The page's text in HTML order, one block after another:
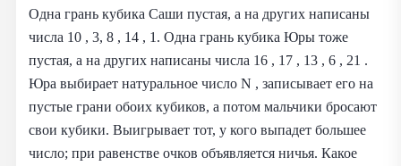
Одна грань кубика Саши пустая, а на других написаны
числа 10 , 3, 8 , 14 , 1. Одна грань кубика Юры тоже
пустая, а на других написаны числа 16 , 17 , 13 , 6 , 21 .
Юра выбирает натуральное число N , записывает его на
пустые грани обоих кубиков, а потом мальчики бросают
свои кубики. Выигрывает тот, у кого выпадет большее
число; при равенстве очков объявляется ничья. Какое